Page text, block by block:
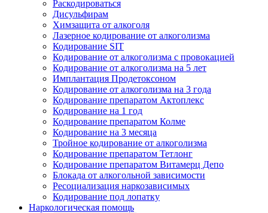
Раскодироваться
Дисульфирам
Химзащита от алкоголя
Лазерное кодирование от алкоголизма
Кодирование SIT
Кодирование от алкоголизма с провокацией
Кодирование от алкоголизма на 5 лет
Имплантация Продетоксоном
Кодирование от алкоголизма на 3 года
Кодирование препаратом Актоплекс
Кодирование на 1 год
Кодирование препаратом Колме
Кодирование на 3 месяца
Тройное кодирование от алкоголизма
Кодирование препаратом Тетлонг
Кодирование препаратом Витамерц Депо
Блокада от алкогольной зависимости
Ресоциализация наркозависимых
Кодирование под лопатку
Наркологическая помощь